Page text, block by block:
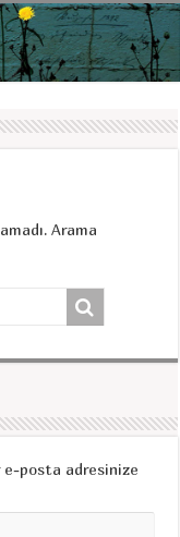
Arama
e-posta adresinize